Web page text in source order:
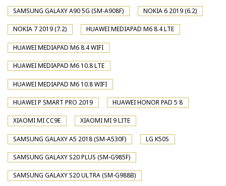
SAMSUNG GALAXY A90 5G (SM-A908F) NOKIA 6 2019 (6.2)
NOKIA 7 2019 (7.2) HUAWEI MEDIAPAD M6 8.4 LTE
HUAWEI MEDIAPAD M6 8.4 WIFI
HUAWEI MEDIAPAD M6 10.8 LTE
HUAWEI MEDIAPAD M6 10.8 WIFI
HUAWEI P SMART PRO 2019 HUAWEI HONOR PAD 5 8
XIAOMI MI CC9E XIAOMI MI 9 LITE
SAMSUNG GALAXY A5 2018 (SM-A530F) LG K50S
SAMSUNG GALAXY S20 PLUS (SM-G985F)
SAMSUNG GALAXY S20 ULTRA (SM-G988B)